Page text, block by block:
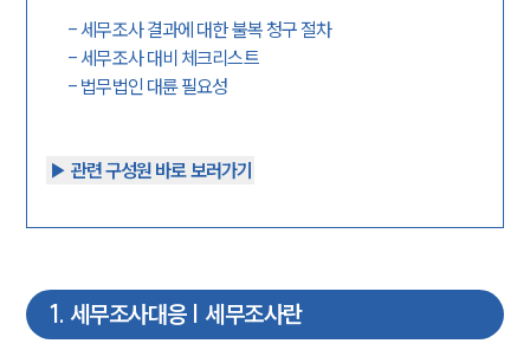
- 세무조사 결과에 대한 불복 청구 절차
- 세무조사 대비 체크리스트
- 법무법인 대륜 필요성
▶︎ 관련 구성원 바로 보러가기
1. 세무조사대응 | 세무조사란